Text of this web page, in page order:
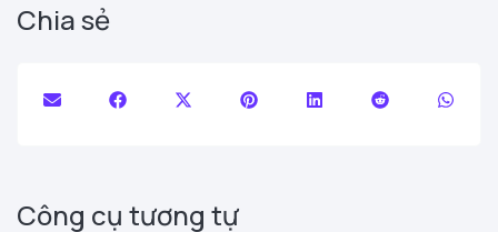
Chia sẻ
Công cụ tương tự